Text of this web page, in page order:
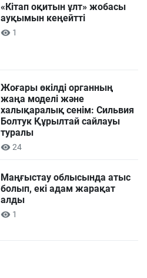
«Кітап оқитын ұлт» жобасы
ауқымын кеңейтті
1
Жоғары өкілді органның
жаңа моделі және
халықаралық сенім: Сильвия
Болтук Құрылтай сайлауы
туралы
24
Маңғыстау облысында атыс
болып, екі адам жарақат
алды
1